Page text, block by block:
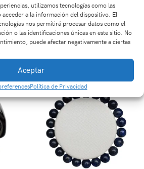
utilizamos tecnologías como las
acceder a la información del dispositivo. El
nos permitirá procesar datos como el
o las identificaciones únicas en este sitio. No
puede afectar negativamente a ciertas
Aceptar
Política de Privacidad
Pulsera Aventurina
$18,000